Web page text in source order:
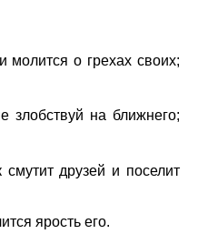
молится о грехах своих;
злобствуй на ближнего;
друзей и поселит
ярость его.